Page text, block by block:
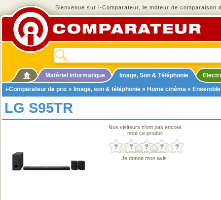
Bienvenue sur i-Comparateur, le moteur de comparaison
Matériel informatique Image, Son & Téléphonie
i-Comparateur de prix » Image, son & téléphonie » Home cinéma »
LG S95TR
Nos visiteurs n'ont pas encore
noté ce produit
Je donne mon avis !